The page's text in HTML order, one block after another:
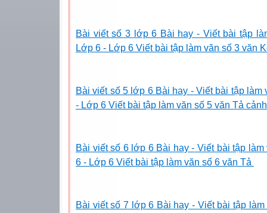
Bài viết số 3 lớp 6 Bài hay - Viết bài tập
Lớp 6 - Lớp 6 Viết bài tập làm văn số 3 văn
Bài viết số 5 lớp 6 Bài hay -Viết bài tập làm
- Lớp 6 Viết bài tập làm văn số 5 văn Tả cảnh
Bài viết số 6 lớp 6 Bài hay - Viết bài tập
6 - Lớp 6 Viết bài tập làm văn số 6 văn Tả
Bài viết số 7 lớp 6 Bài hay - Viết bài tập